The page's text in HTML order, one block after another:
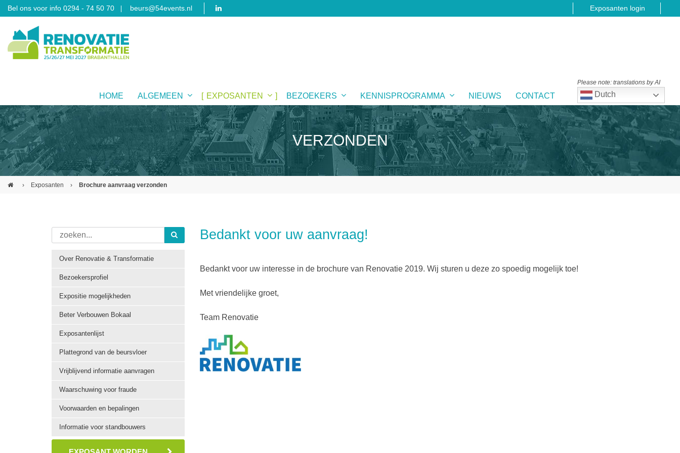
Bel ons voor info 0294 - 74 50 70 beurs@54events.nl Exposanten login
HOME ALGEMEEN EXPOSANTEN BEZOEKERS KENNISPROGRAMMA NIEUWS CONTACT Dutch
Please note: translations by AI
VERZONDEN
› Exposanten › Brochure aanvraag verzonden
Over Renovatie & Transformatie
Bezoekersprofiel
Expositie mogelijkheden
Beter Verbouwen Bokaal
Exposantenlijst
Plattegrond van de beursvloer
Vrijblijvend informatie aanvragen
Waarschuwing voor fraude
Voorwaarden en bepalingen
Informatie voor standbouwers
Bedankt voor uw aanvraag!
Bedankt voor uw interesse in de brochure van Renovatie 2019. Wij sturen u deze zo spoedig mogelijk toe!
Met vriendelijke groet,
Team Renovatie